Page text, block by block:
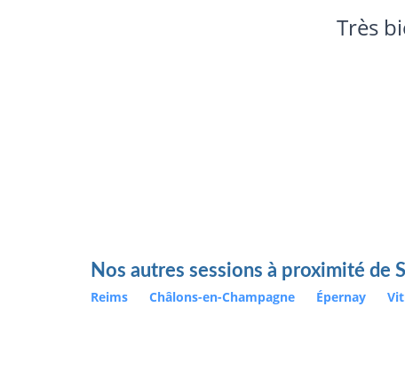
Nos autres sessions à proximité de
Reims Châlons-en-Champagne Épernay